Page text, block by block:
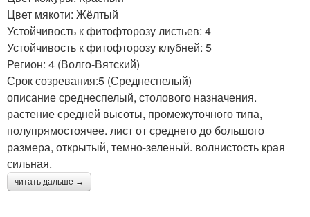
Цвет мякоти: Жёлтый
Устойчивость к фитофторозу листьев: 4
Устойчивость к фитофторозу клубней: 5
Регион: 4 (Волго-Вятский)
Срок созревания:5 (Среднеспелый)
описание среднеспелый, столового назначения.
растение средней высоты, промежуточного типа,
полупрямостоячее. лист от среднего до большого
размера, открытый, темно-зеленый. волнистость края
сильная.
читать дальше →